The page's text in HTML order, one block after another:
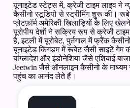
यूनाइटेड स्टेट्स में, क्रेजी टाइम लाइव ने
कैसीनो स्टूडियो से स्ट्रीमिंग शुरू की।
प्लेटफ़ॉर्म अमेरिकी खिलाड़ियों के लिए
यूरोपीय देशों ने सक्रिय रूप से क्रेजी
है, इटली में यूरोबेट, पुर्तगाल में फ्रैंक
यूनाइटेड किंगडम में रूबेट जैसी साइटें गेम
बांग्लादेश और इंडोनेशिया जैसे एशियाई
Jeetwin जैसे ऑनलाइन कैसीनो के माध्यम
पहुंच का आनंद लेते हैं।